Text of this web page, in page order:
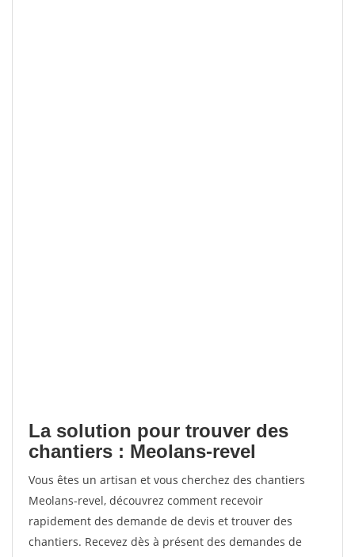
La solution pour trouver des
chantiers : Meolans-revel
Vous êtes un artisan et vous cherchez des chantiers
Meolans-revel, découvrez comment recevoir
rapidement des demande de devis et trouver des
chantiers. Recevez dès à présent des demandes de